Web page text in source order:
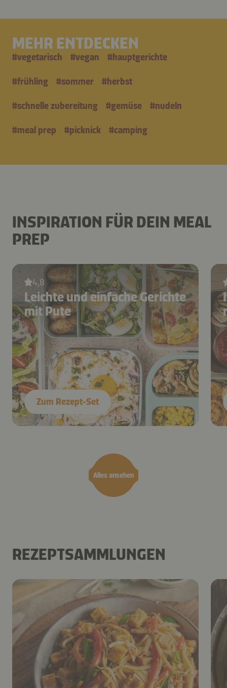
MEHR ENTDECKEN
#vegetarisch #vegan #hauptgerichte
#frühling #sommer #herbst
#schnelle zubereitung #gemüse #nudeln
#meal prep #picknick #camping
INSPIRATION FÜR DEIN MEAL
PREP
Alles ansehen
4,8
Leichte und einfache Gerichte
mit Pute
Zum Rezept-Set
REZEPTSAMMLUNGEN